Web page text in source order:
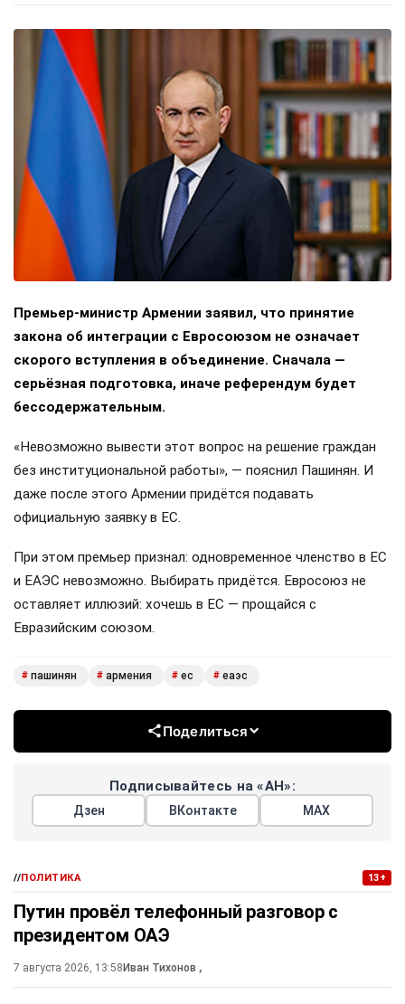
Премьер-министр Армении заявил, что принятие
закона об интеграции с Евросоюзом не означает
скорого вступления в объединение. Сначала —
серьёзная подготовка, иначе референдум будет
бессодержательным.
«Невозможно вывести этот вопрос на решение граждан
без институциональной работы», — пояснил Пашинян. И
даже после этого Армении придётся подавать
официальную заявку в ЕС.
При этом премьер признал: одновременное членство в ЕС
и ЕАЭС невозможно. Выбирать придётся. Евросоюз не
оставляет иллюзий: хочешь в ЕС — прощайся с
Евразийским союзом.
# пашинян # армения # ес # еаэс
Поделиться
Подписывайтесь на «АН»:
Дзен ВКонтакте МАХ
//ПОЛИТИКА 13+
Путин провёл телефонный разговор с
президентом ОАЭ
7 августа 2026, 13:58Иван Тихонов ,